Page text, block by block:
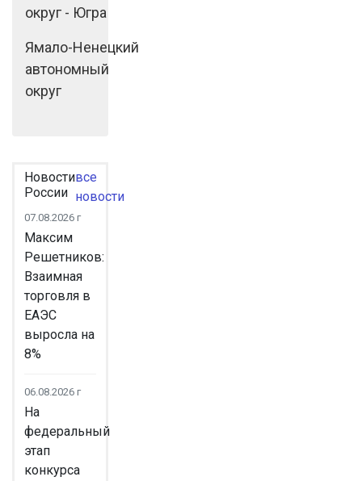
округ - Югра
Ямало-Ненецкий
автономный
округ
Новости
России
все
новости
07.08.2026 г
Максим
Решетников:
Взаимная
торговля в
ЕАЭС
выросла на
8%
06.08.2026 г
На
федеральный
этап
конкурса